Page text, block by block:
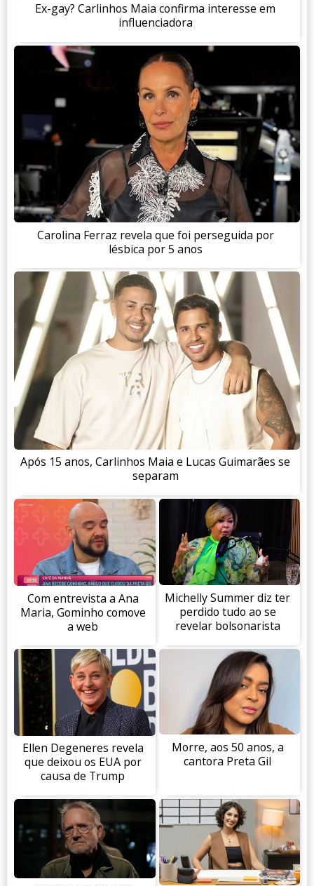
Ex-gay? Carlinhos Maia confirma interesse em
influenciadora
Carolina Ferraz revela que foi perseguida por
lésbica por 5 anos
Após 15 anos, Carlinhos Maia e Lucas Guimarães se
separam
Com entrevista a Ana
Maria, Gominho comove
a web
Michelly Summer diz ter
perdido tudo ao se
revelar bolsonarista
Ellen Degeneres revela
que deixou os EUA por
causa de Trump
Morre, aos 50 anos, a
cantora Preta Gil